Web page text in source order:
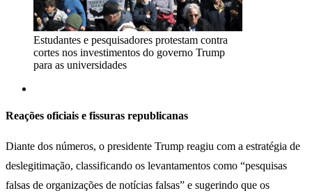
Estudantes e pesquisadores protestam contra
cortes nos investimentos do governo Trump
para as universidades
Reações oficiais e fissuras republicanas
Diante dos números, o presidente Trump reagiu com a estratégia de
deslegitimação, classificando os levantamentos como “pesquisas
falsas de organizações de notícias falsas” e sugerindo que os